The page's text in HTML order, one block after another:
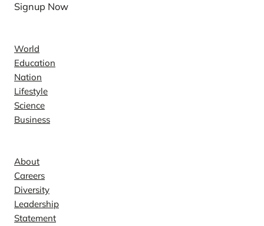
Signup Now
World
Education
Nation
Lifestyle
Science
Business
About
Careers
Diversity
Leadership
Statement